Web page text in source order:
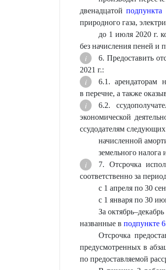
двенадцатойподпункта
природного газа,
до 1 июля 2020 г.
без начисления пеней и
6. Предоставить
2021 г.:
6.1. арендаторам
в перечне, а также
6.2.
экономической
ссудодателям
начисленной
земельного
7. Отсрочка
соответственно за
с 1 апреля по 30
с 1 января по 30
За
названные в подпункте
Отсрочка
предусмотренных в
по предоставляемой